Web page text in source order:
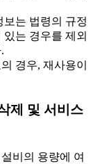
는 법령의 규정
는 경우를 제외
경우, 재사용이
제 및 서비스
비의 용량에 여